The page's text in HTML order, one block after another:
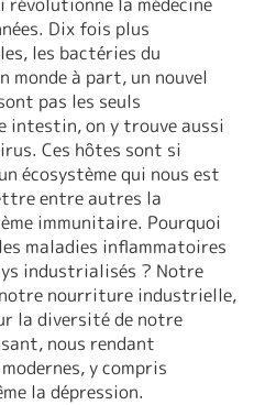
Dix fois plus
les bactéries du
à part, un nouvel
pas les seuls
intestin, on y trouve aussi
Ces hôtes sont si
écosystème qui nous est
entre autres la
immunitaire. Pourquoi
maladies inflammatoires
industrialisés ? Notre
nourriture industrielle,
la diversité de notre
nous rendant
y compris
la dépression.